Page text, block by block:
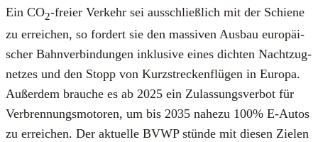
Ein CO2-frei­er Ver­kehr sei aus­schließ­lich mit der Schie­ne
zu errei­chen, so for­dert sie den mas­si­ven Aus­bau euro­päi­
scher Bahn­ver­bin­dun­gen inklu­si­ve eines dich­ten Nacht­zug­
net­zes und den Stopp von Kurz­stre­cken­flü­gen in Euro­pa.
Außer­dem brau­che es ab 2025 ein Zulas­sungs­ver­bot für
Ver­bren­nungs­mo­to­ren, um bis 2035 nahe­zu 100% E‑Autos
zu errei­chen. Der aktu­el­le BVWP stün­de mit die­sen Zie­len